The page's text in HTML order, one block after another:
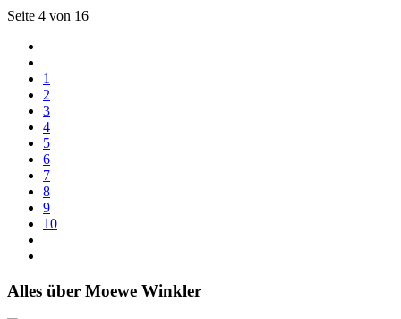
Seite 4 von 16
1
2
3
4
5
6
7
8
9
10
Alles über Moewe Winkler